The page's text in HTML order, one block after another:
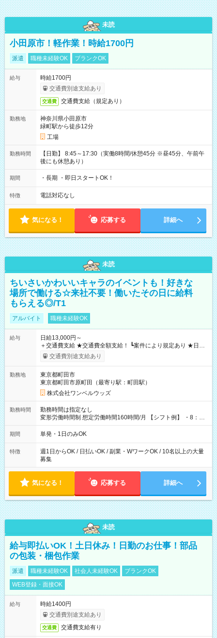
未読
小田原市！軽作業！時給1700円
派遣 職種未経験OK ブランクOK
給与
時給1700円
交通費別途支給あり
交通費 交通費支給（規定あり）
勤務地
神奈川県小田原市
緑町駅から徒歩12分
工場
勤務時間
【日勤】 8:45～17:30（実働8時間/休憩45分 ※昼45分、午前午
後にも休憩あり）
期間 ・長期 ・即日スタートOK！
特徴 電話対応なし
気になる！ 応募する 詳細へ
未読
ちいさいかわいいキャラのイベントも！好きな
場所で働ける☆来社不要！働いたその日に給料
もらえる◎/T1
アルバイト 職種未経験OK
給与
日給13,000円～
＋交通費支給 ★交通費全額支給！ ┗案件により規定あり ★日払
いOK！（規定あり） ┗働いたその日に現金GET♪ お仕事後はコ
ンビニATMから 日払い分を引き落とせます！ 【試用期間】試
交通費別途支給あり
勤務地
東京都町田市
東京都町田市原町田（最寄り駅：町田駅）
株式会社ワンベルウッズ
勤務時間
勤務時間は指定なし
変形労働時間制 想定労働時間160時間/月 【シフト例】 ・8：00
～21：00
期間 単発・1日のみOK
特徴
週1日からOK / 日払いOK / 副業・WワークOK / 10名以上の大量
募集
気になる！ 応募する 詳細へ
未読
給与即払いOK！土日休み！日勤のお仕事！部品
の包装・梱包作業
派遣 職種未経験OK 社会人未経験OK
ブランクOK
WEB登録・面接OK
給与
時給1400円
交通費別途支給あり
交通費 交通費支給有り